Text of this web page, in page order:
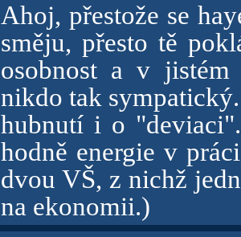
Ahoj, přestože se
směju, přesto tě
osobnost a v
nikdo tak
hubnutí i o
hodně energie v
dvou VŠ, z nichž
na ekonomii.)